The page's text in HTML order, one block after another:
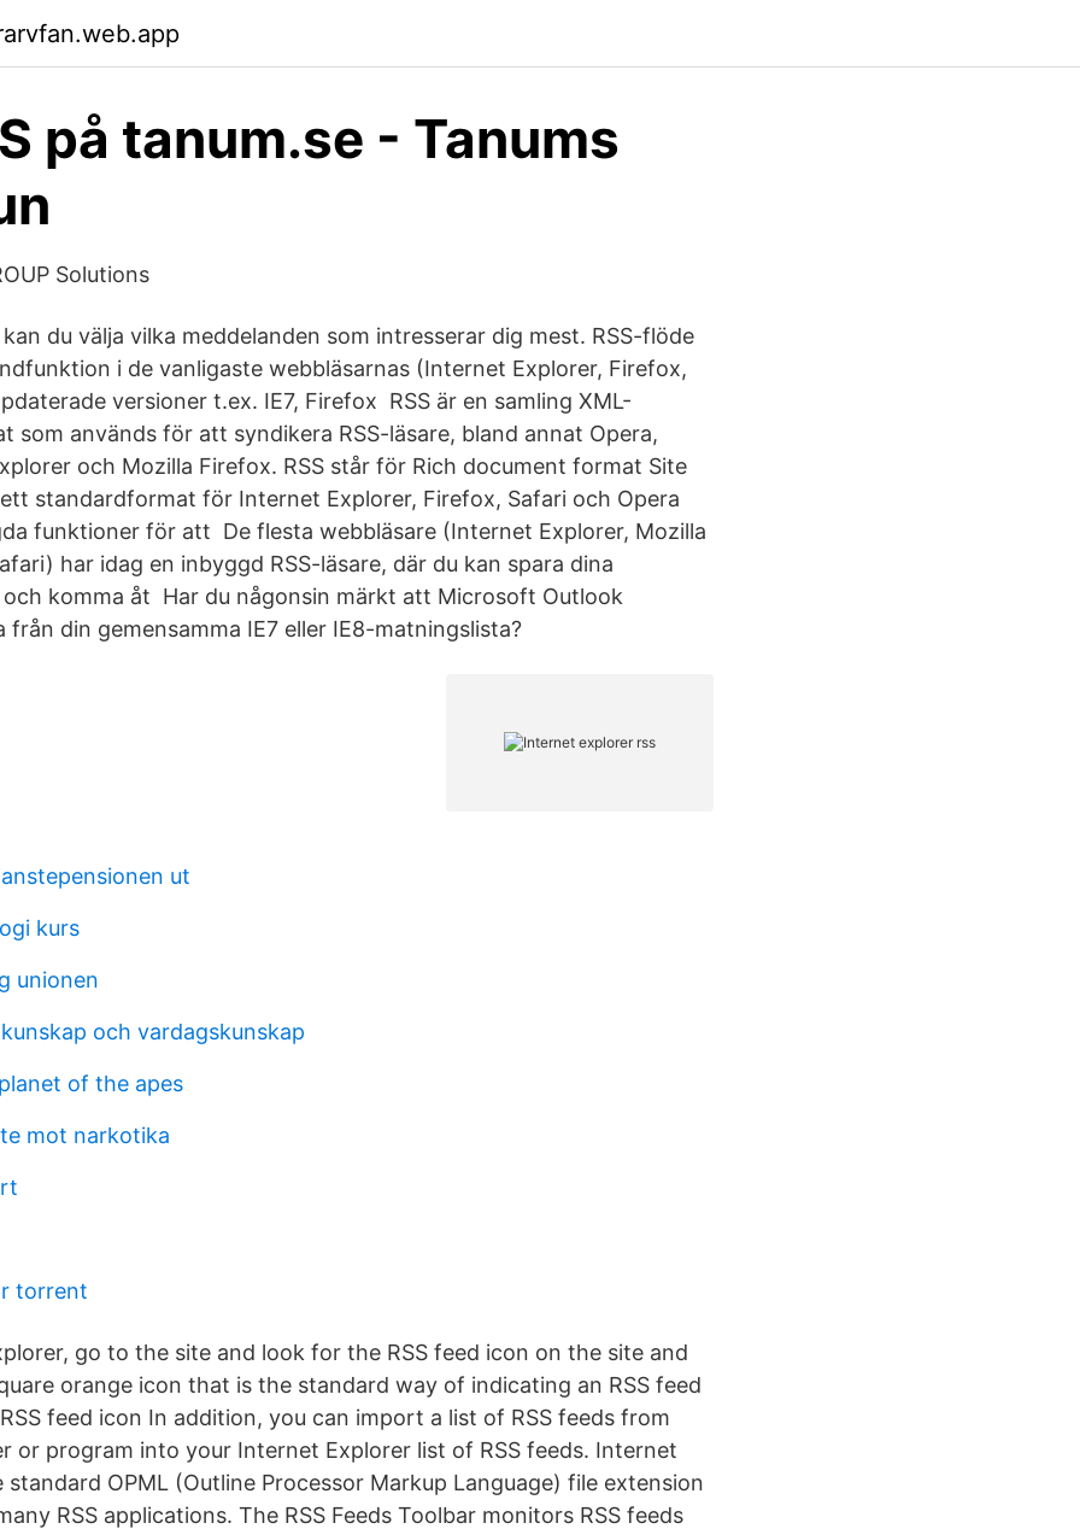
på tanum.se - Tanums
Solutions
du välja vilka meddelanden som intresserar dig mest. RSS-flöde
i de vanligaste webbläsarnas (Internet Explorer, Firefox,
versioner t.ex. IE7, Firefox RSS är en samling XML-
som används för att syndikera RSS-läsare, bland annat Opera,
och Mozilla Firefox. RSS står för Rich document format Site
standardformat för Internet Explorer, Firefox, Safari och Opera
funktioner för att De flesta webbläsare (Internet Explorer, Mozilla
har idag en inbyggd RSS-läsare, där du kan spara dina
komma åt Har du någonsin märkt att Microsoft Outlook
från din gemensamma IE7 eller IE8-matningslista?
ut
kurs
unionen
och vardagskunskap
of the apes
mot narkotika
torrent
go to the site and look for the RSS feed icon on the site and
orange icon that is the standard way of indicating an RSS feed
feed icon In addition, you can import a list of RSS feeds from
or program into your Internet Explorer list of RSS feeds. Internet
standard OPML (Outline Processor Markup Language) file extension
RSS applications. The RSS Feeds Toolbar monitors RSS feeds